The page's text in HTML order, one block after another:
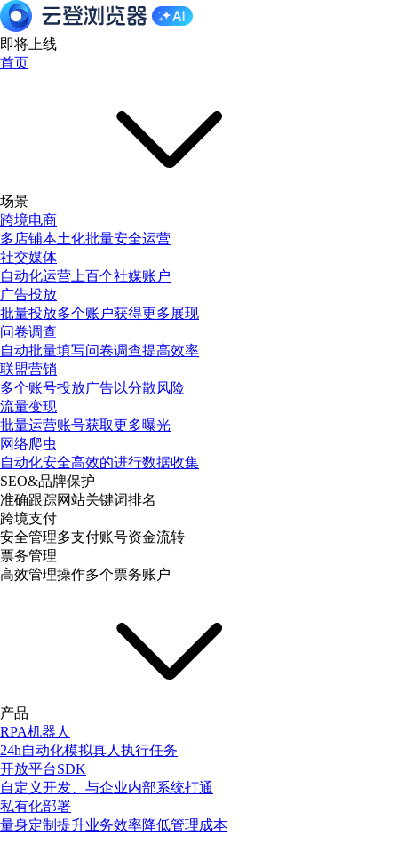
即将上线
首页
场景
跨境电商
多店铺本土化批量安全运营
社交媒体
自动化运营上百个社媒账户
广告投放
批量投放多个账户获得更多展现
问卷调查
自动批量填写问卷调查提高效率
联盟营销
多个账号投放广告以分散风险
流量变现
批量运营账号获取更多曝光
网络爬虫
自动化安全高效的进行数据收集
SEO&品牌保护
准确跟踪网站关键词排名
跨境支付
安全管理多支付账号资金流转
票务管理
高效管理操作多个票务账户
产品
RPA机器人
24h自动化模拟真人执行任务
开放平台SDK
自定义开发、与企业内部系统打通
私有化部署
量身定制提升业务效率降低管理成本